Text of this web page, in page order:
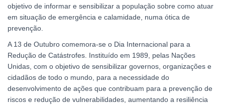
objetivo de informar e sensibilizar a população sobre como atuar
em situação de emergência e calamidade, numa ótica de
prevenção.
A 13 de Outubro comemora-se o Dia Internacional para a
Redução de Catástrofes. Instituído em 1989, pelas Nações
Unidas, com o objetivo de sensibilizar governos, organizações e
cidadãos de todo o mundo, para a necessidade do
desenvolvimento de ações que contribuam para a prevenção de
riscos e redução de vulnerabilidades, aumentando a resiliência